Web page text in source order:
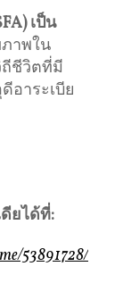
เป็น
าพใน
ถีชีวิตที่มี
าระเบีย
ยได้ที่:
53891728/